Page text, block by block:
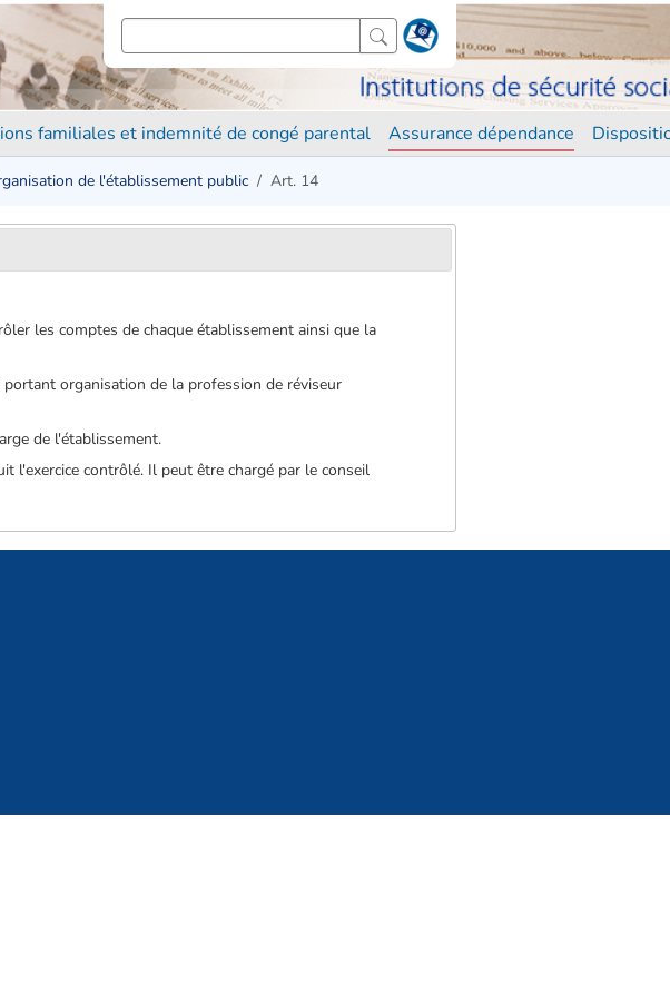
familiales et indemnité de congé parental Assurance dépendance
de l'établissement public Art. 14
les comptes de chaque établissement ainsi que la
organisation de la profession de réviseur
de l'établissement.
l'exercice contrôlé. Il peut être chargé par le conseil